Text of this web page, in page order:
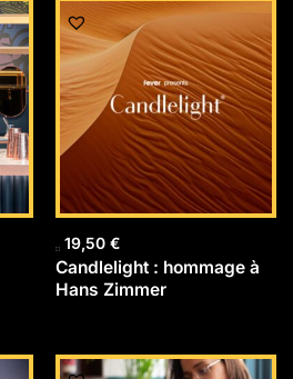
19,50 €
Candlelight : hommage à
Hans Zimmer